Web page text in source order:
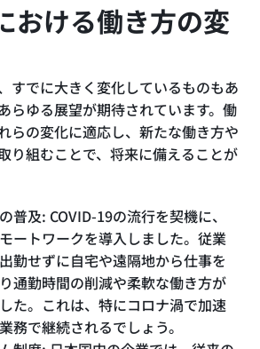
おける働き方の変
すでに大きく変化しているものもあ
らゆる展望が期待されています。働
らの変化に適応し、新たな働き方や
り組むことで、将来に備えることが
普及: COVID-19の流行を契機に、
ートワークを導入しました。従業
勤せずに自宅や遠隔地から仕事を
通勤時間の削減や柔軟な働き方が
た。これは、特にコロナ渦で加速
務で継続されるでしょう。